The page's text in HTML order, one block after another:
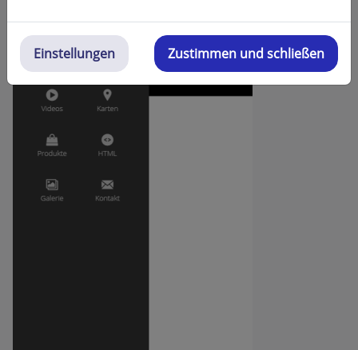
Einstellungen Zustimmen und schließen